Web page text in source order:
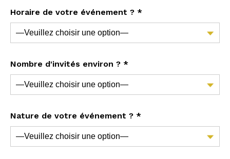
Horaire de votre événement ? *
Nombre d'invités environ ? *
Nature de votre événement ? *